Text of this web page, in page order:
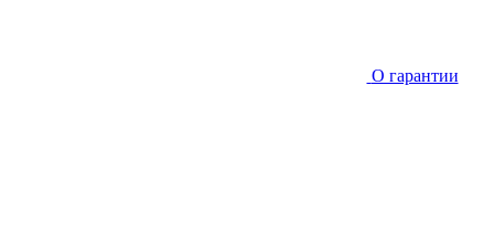
О гарантии